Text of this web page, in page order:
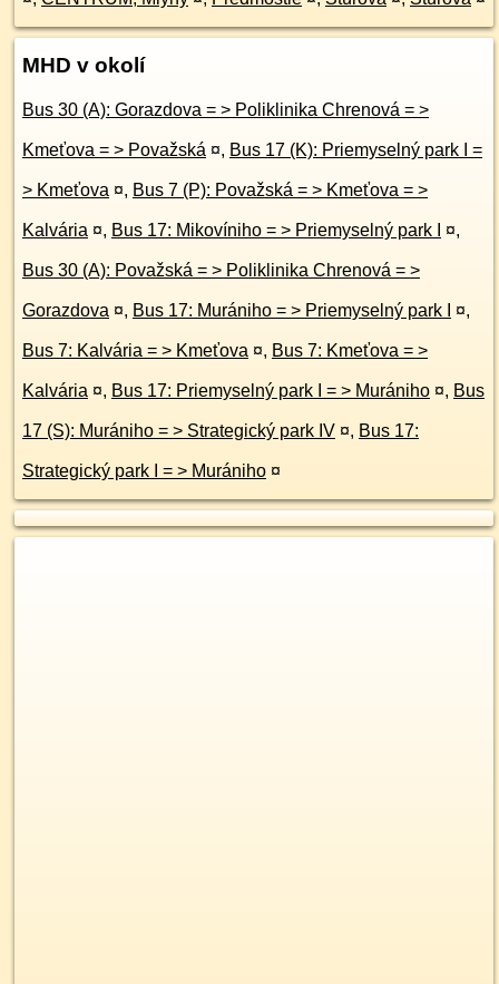
MHD v okolí
Bus 30 (A): Gorazdova = > Poliklinika Chrenová = >
Kmeťova = > Považská ¤, Bus 17 (K): Priemyselný park I =
> Kmeťova ¤, Bus 7 (P): Považská = > Kmeťova = >
Kalvária ¤, Bus 17: Mikovíniho = > Priemyselný park I ¤,
Bus 30 (A): Považská = > Poliklinika Chrenová = >
Gorazdova ¤, Bus 17: Murániho = > Priemyselný park I ¤,
Bus 7: Kalvária = > Kmeťova ¤, Bus 7: Kmeťova = >
Kalvária ¤, Bus 17: Priemyselný park I = > Murániho ¤, Bus
17 (S): Murániho = > Strategický park IV ¤, Bus 17:
Strategický park I = > Murániho ¤